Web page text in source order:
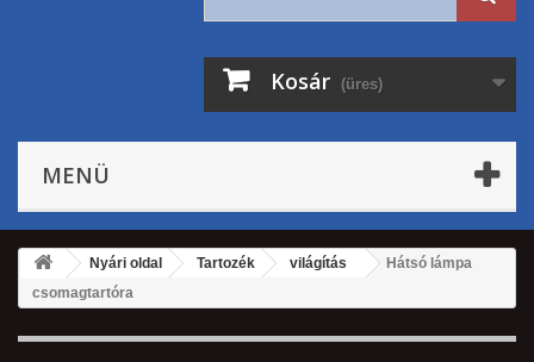
Kosár (üres)
MENÜ
Nyári oldal Tartozék világítás
Hátsó lámpa
csomagtartóra